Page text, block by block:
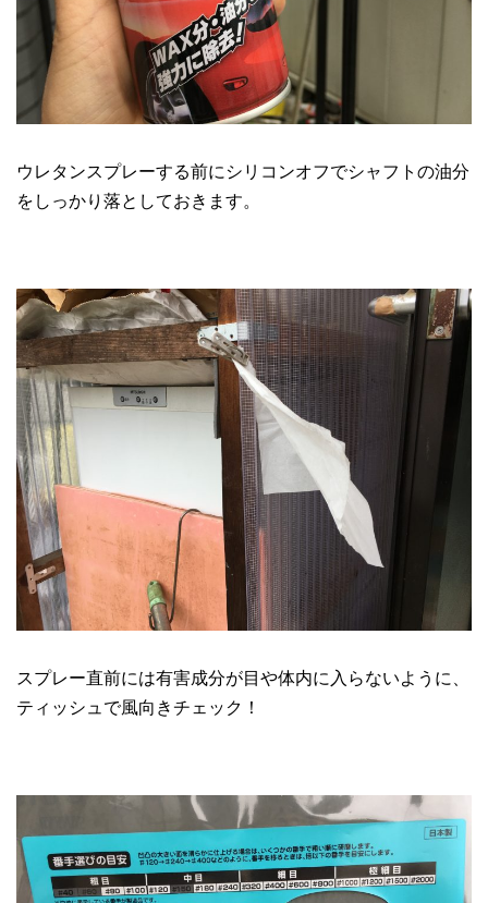
ウレタンスプレーする前にシリコンオフでシャフトの油分
をしっかり落としておきます。
スプレー直前には有害成分が目や体内に入らないように、
ティッシュで風向きチェック！